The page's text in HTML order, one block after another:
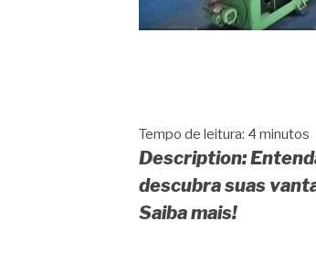
Tempo de leitura: 4 minutos
Description:
descubra suas
Saiba mais!